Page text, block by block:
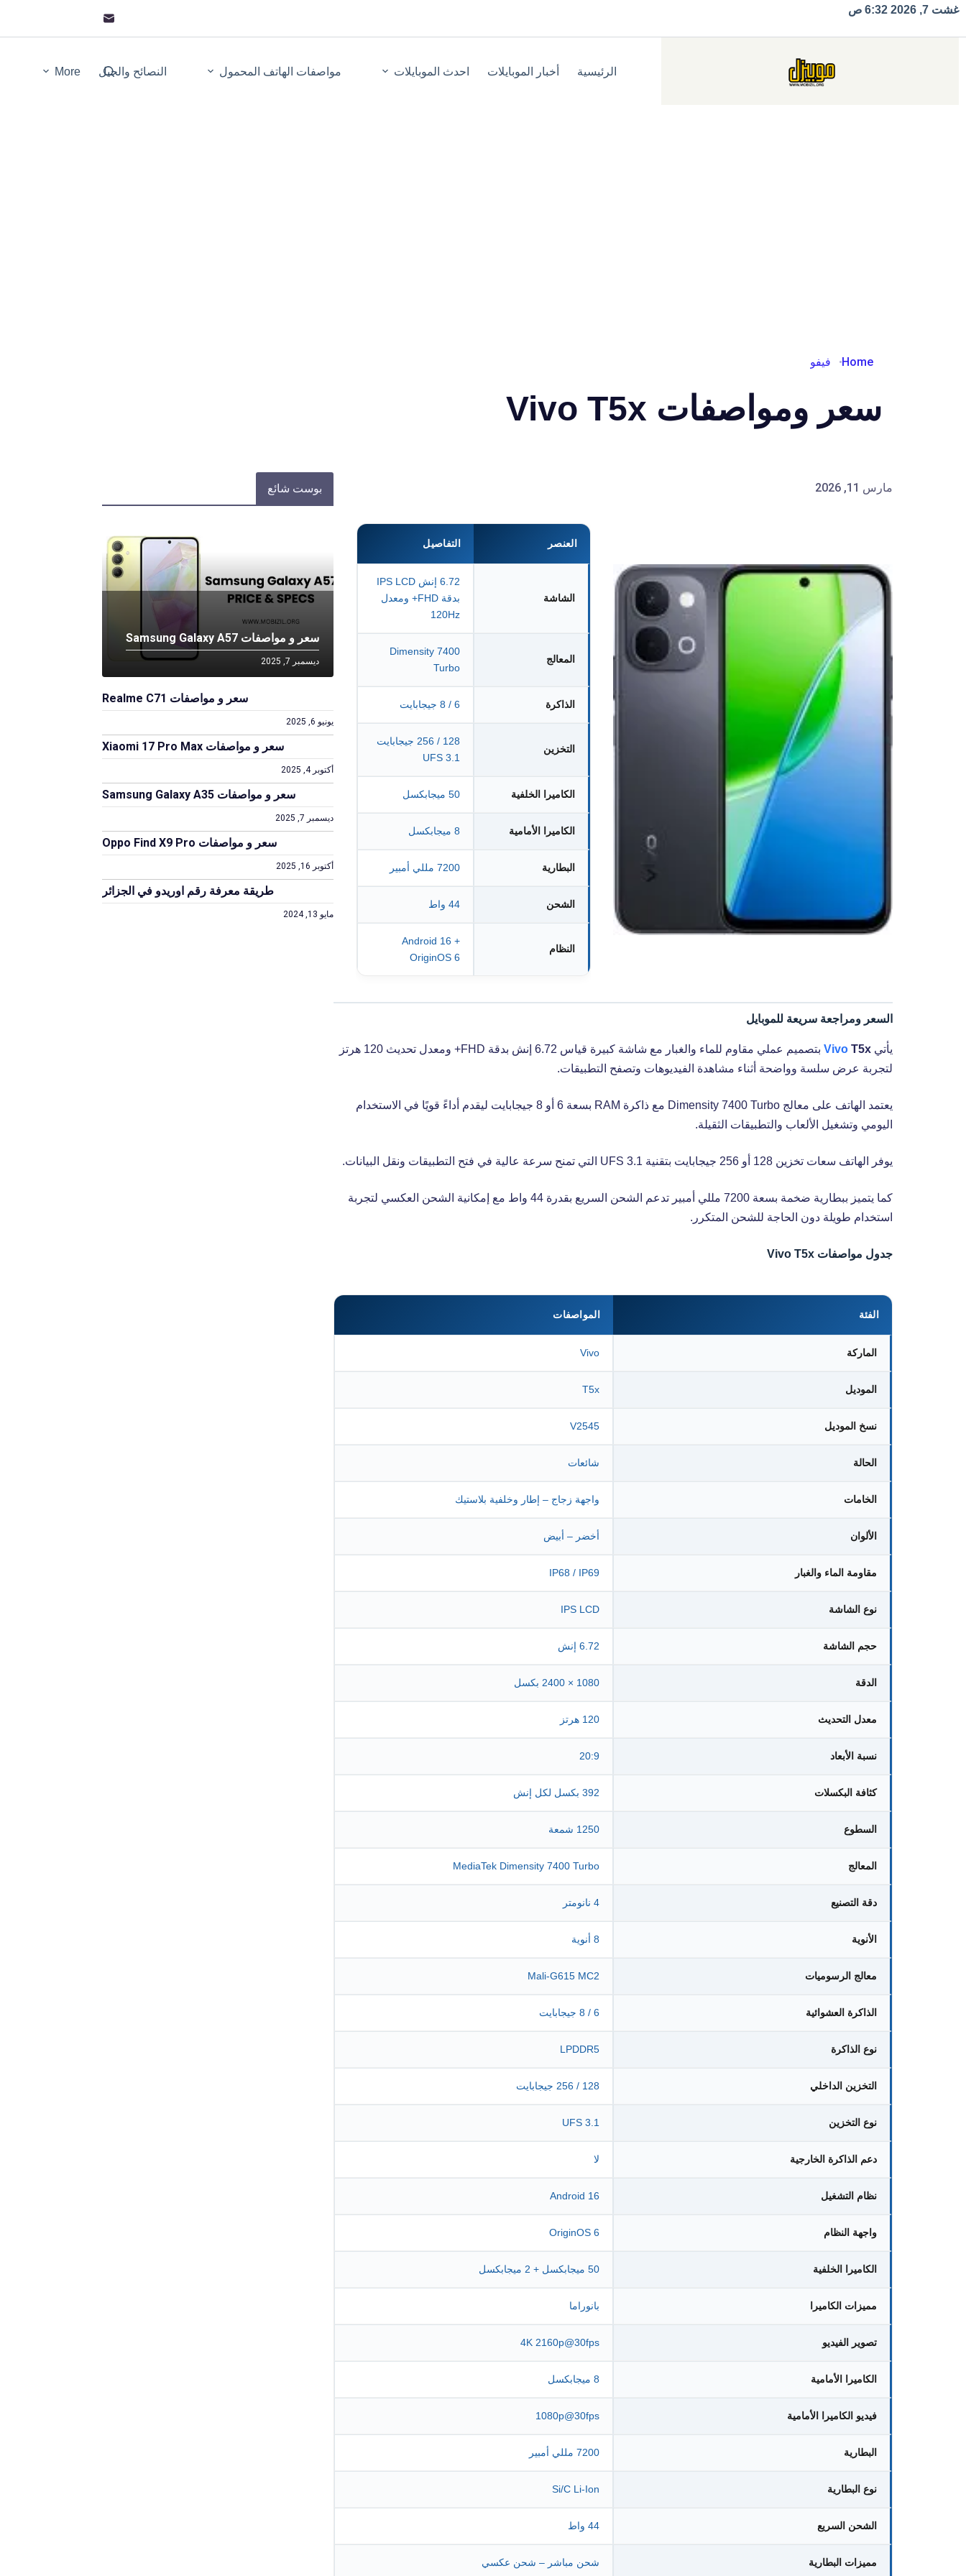
Skip
غشت 7, 2026 6:32 ص
الرئيسية أخبار الموبايلات احدث الموبايلات مواصفات الهاتف المحمول النصائح والحيل More
Home فيفو
سعر ومواصفات Vivo T5x
مارس 11, 2026
العنصر التفاصيل
الشاشة
6.72 إنش IPS LCD
بدقة FHD+ ومعدل
120Hz
المعالج
Dimensity 7400
Turbo
الذاكرة 6 / 8 جيجابايت
التخزين
128 / 256 جيجابايت
UFS 3.1
الكاميرا الخلفية 50 ميجابكسل
الكاميرا الأمامية 8 ميجابكسل
البطارية 7200 مللي أمبير
الشحن 44 واط
النظام
Android 16 +
OriginOS 6
السعر ومراجعة سريعة للموبايل
يأتي Vivo T5x
بتصميم عملي مقاوم للماء والغبار مع شاشة كبيرة قياس 6.72 إنش بدقة FHD+ ومعدل تحديث 120 هرتز
لتجربة عرض سلسة وواضحة أثناء مشاهدة الفيديوهات وتصفح التطبيقات.
يعتمد الهاتف على معالج Dimensity 7400 Turbo مع ذاكرة RAM بسعة 6 أو 8 جيجابايت ليقدم أداءً قويًا في الاستخدام
اليومي وتشغيل الألعاب والتطبيقات الثقيلة.
يوفر الهاتف سعات تخزين 128 أو 256 جيجابايت بتقنية UFS 3.1 التي تمنح سرعة عالية في فتح التطبيقات ونقل البيانات.
كما يتميز ببطارية ضخمة بسعة 7200 مللي أمبير تدعم الشحن السريع بقدرة 44 واط مع إمكانية الشحن العكسي لتجربة
استخدام طويلة دون الحاجة للشحن المتكرر.
جدول مواصفات Vivo T5x
الفئة المواصفات
الماركة Vivo
الموديل T5x
نسخ الموديل V2545
الحالة شائعات
الخامات واجهة زجاج – إطار وخلفية بلاستيك
الألوان أخضر – أبيض
مقاومة الماء والغبار IP68 / IP69
نوع الشاشة IPS LCD
حجم الشاشة 6.72 إنش
الدقة 1080 × 2400 بكسل
معدل التحديث 120 هرتز
نسبة الأبعاد 20:9
كثافة البكسلات 392 بكسل لكل إنش
السطوع 1250 شمعة
المعالج MediaTek Dimensity 7400 Turbo
دقة التصنيع 4 نانومتر
الأنوية 8 أنوية
معالج الرسوميات Mali-G615 MC2
الذاكرة العشوائية 6 / 8 جيجابايت
نوع الذاكرة LPDDR5
التخزين الداخلي 128 / 256 جيجابايت
نوع التخزين UFS 3.1
دعم الذاكرة الخارجية لا
نظام التشغيل Android 16
واجهة النظام OriginOS 6
الكاميرا الخلفية 50 ميجابكسل + 2 ميجابكسل
مميزات الكاميرا بانوراما
تصوير الفيديو 4K 2160p@30fps
الكاميرا الأمامية 8 ميجابكسل
فيديو الكاميرا الأمامية 1080p@30fps
البطارية 7200 مللي أمبير
نوع البطارية Si/C Li-Ion
الشحن السريع 44 واط
مميزات البطارية شحن مباشر – شحن عكسي
بوست شائع
سعر و مواصفات Samsung Galaxy A57
ديسمبر 7, 2025
سعر و مواصفات Realme C71
يونيو 6, 2025
سعر و مواصفات Xiaomi 17 Pro Max
أكتوبر 4, 2025
سعر و مواصفات Samsung Galaxy A35
ديسمبر 7, 2025
سعر و مواصفات Oppo Find X9 Pro
أكتوبر 16, 2025
طريقة معرفة رقم اوريدو في الجزائر
مايو 13, 2024